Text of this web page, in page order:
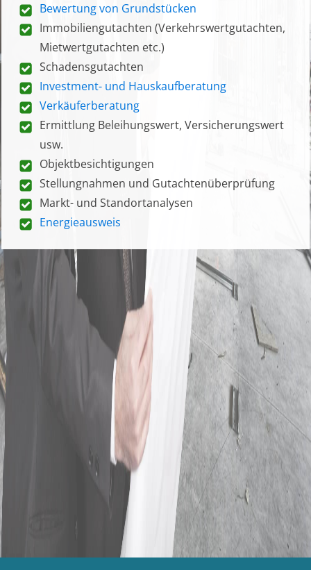
Bewertung von Grundstücken
Immobiliengutachten (Verkehrswertgutachten,
Mietwertgutachten etc.)
Schadensgutachten
Investment- und Hauskaufberatung
Verkäuferberatung
Ermittlung Beleihungswert, Versicherungswert
usw.
Objektbesichtigungen
Stellungnahmen und Gutachtenüberprüfung
Markt- und Standortanalysen
Energieausweis